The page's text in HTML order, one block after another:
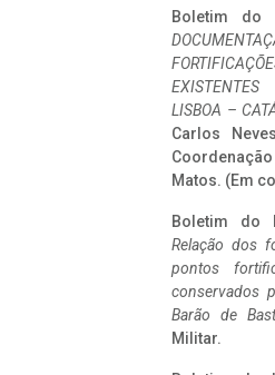
Boletim do
LISBOA –
Carlos
Matos. (Em
Boletim do
Relação dos
pontos
conservados
Barão de
Militar.